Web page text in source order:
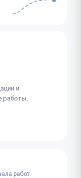
и
работ.